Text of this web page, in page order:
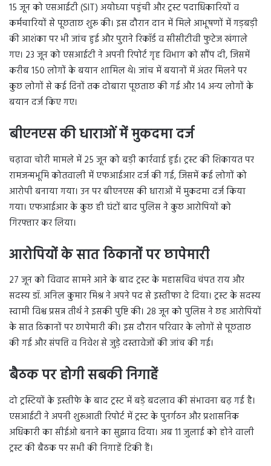
15 जून को एसआईटी (SIT) अयोध्या पहुंची और ट्रस्ट पदाधिकारियों व
कर्मचारियों से पूछताछ शुरू की। इस दौरान दान में मिले आभूषणों में गड़बड़ी
की आशंका पर भी जांच हुई और पुराने रिकॉर्ड व सीसीटीवी फुटेज खंगाले
गए। 23 जून को एसआईटी ने अपनी रिपोर्ट गृह विभाग को सौंप दी, जिसमें
करीब 150 लोगों के बयान शामिल थे। जांच में बयानों में अंतर मिलने पर
कुछ लोगों से कई दिनों तक दोबारा पूछताछ की गई और 14 अन्य लोगों के
बयान दर्ज किए गए।
बीएनएस की धाराओं में मुकदमा दर्ज
चढ़ावा चोरी मामले में 25 जून को बड़ी कार्रवाई हुई। ट्रस्ट की शिकायत पर
रामजन्मभूमि कोतवाली में एफआईआर दर्ज की गई, जिसमें कई लोगों को
आरोपी बनाया गया। उन पर बीएनएस की धाराओं में मुकदमा दर्ज किया
गया। एफआईआर के कुछ ही घंटों बाद पुलिस ने कुछ आरोपियों को
गिरफ्तार कर लिया।
आरोपियों के सात ठिकानों पर छापेमारी
27 जून को विवाद सामने आने के बाद ट्रस्ट के महासचिव चंपत राय और
सदस्य डॉ. अनिल कुमार मिश्र ने अपने पद से इस्तीफा दे दिया। ट्रस्ट के सदस्य
स्वामी विश्व प्रसन्न तीर्थ ने इसकी पुष्टि की। 28 जून को पुलिस ने छह आरोपियों
के सात ठिकानों पर छापेमारी की। इस दौरान परिवार के लोगों से पूछताछ
की गई और संपत्ति व निवेश से जुड़े दस्तावेजों की जांच की गई।
बैठक पर होगी सबकी निगाहें
दो ट्रस्टियों के इस्तीफे के बाद ट्रस्ट में बड़े बदलाव की संभावना बढ़ गई है।
एसआईटी ने अपनी शुरूआती रिपोर्ट में ट्रस्ट के पुनर्गठन और प्रशासनिक
अधिकारी का सीईओ बनाने का सुझाव दिया। अब 11 जुलाई को होने वाली
ट्रस्ट की बैठक पर सभी की निगाहें टिकी हैं।